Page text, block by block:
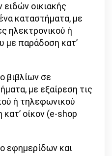
οικιακής
καταστήματα, με
ηλεκτρονικού ή
με παράδοση κατ’
βιβλίων σε
με εξαίρεση τις
ή τηλεφωνικού
οίκον (e-shop
εφημερίδων και